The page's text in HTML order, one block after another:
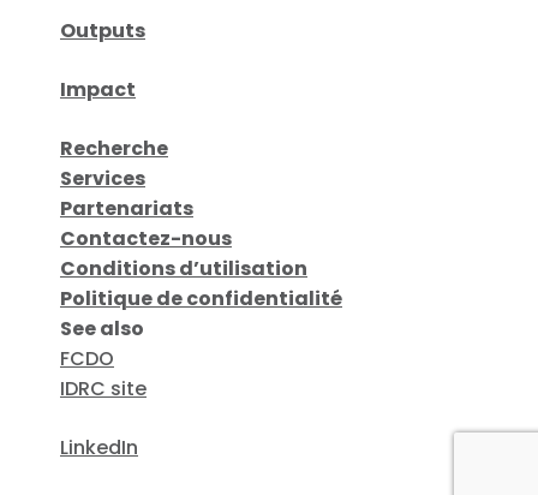
Outputs
Impact
Recherche
Services
Partenariats
Contactez-nous
Conditions d’utilisation
Politique de confidentialité
See also
FCDO
IDRC site
LinkedIn